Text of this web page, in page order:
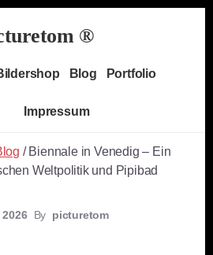
®
Blog Portfolio
Impressum
/Biennale in Venedig – Ein
Weltpolitik und Pipibad
2026 By picturetom